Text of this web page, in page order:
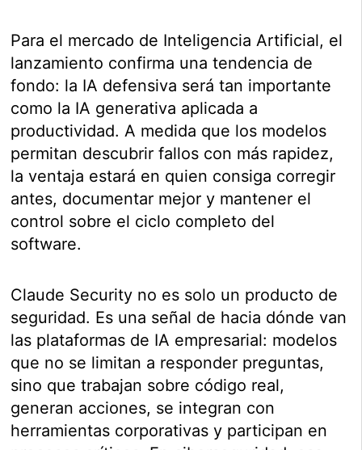
Para el mercado de Inteligencia Artificial, el
lanzamiento confirma una tendencia de
fondo: la IA defensiva será tan importante
como la IA generativa aplicada a
productividad. A medida que los modelos
permitan descubrir fallos con más rapidez,
la ventaja estará en quien consiga corregir
antes, documentar mejor y mantener el
control sobre el ciclo completo del
software.
Claude Security no es solo un producto de
seguridad. Es una señal de hacia dónde van
las plataformas de IA empresarial: modelos
que no se limitan a responder preguntas,
sino que trabajan sobre código real,
generan acciones, se integran con
herramientas corporativas y participan en